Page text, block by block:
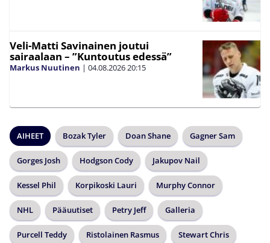
Veli-Matti Savinainen joutui
sairaalaan – ”Kuntoutus edessä”
Markus Nuutinen | 04.08.202620:15
AIHEET Bozak Tyler Doan Shane Gagner Sam
Gorges Josh Hodgson Cody Jakupov Nail
Kessel Phil Korpikoski Lauri Murphy Connor
NHL Pääuutiset Petry Jeff Galleria
Purcell Teddy Ristolainen Rasmus Stewart Chris